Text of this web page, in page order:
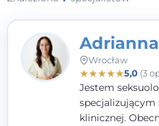
Wrocław
★★★★★5,0(3
Jestem
klinicznej.